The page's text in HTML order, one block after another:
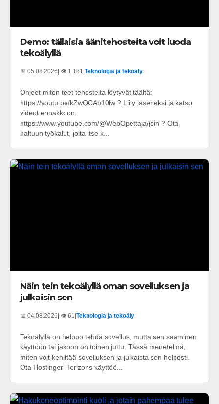
Demo: tällaisia äänitehosteita voit luoda
tekoälyllä
📅 05.08.2026 | 👁️ 1 181 Teknologia ja tekoäly
Ohjeet miten teet tehosteita löytyvät täältä:
https://youtu.be/kZwQCAb10lw ? Liity jäseneksi ja katso
videot ennakkoon:
https://www.youtube.com/@WebOpettaja/join ? Ota
haltuun työkalut, joita itse k...
Näin tein tekoälyllä oman sovelluksen ja
julkaisin sen
📅 04.08.2026| 👁️ 61 |Teknologia ja tekoäly
Tekoälyllä on helppo tehdä sovellus, mutta sen saaminen
käyttöön tai jakoon on toinen juttu. Tässä menetelmä,
miten voit kehittää sovelluksen ja julkaista sen helposti.
Ota Hostinger Horizons käyttöö...